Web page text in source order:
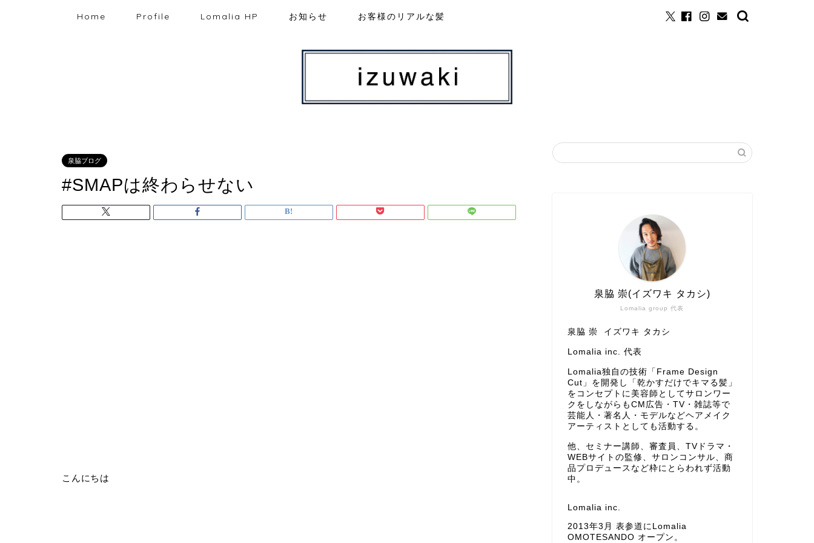
Home Profile Lomalia HP お知らせ お客様のリアルな髪
泉脇ブログ
#SMAPは終わらせない
こんにちは
Lomalia group 代表
泉脇 崇(イズワキ タカシ)
泉脇 崇 イズワキ タカシ
Lomalia inc. 代表
Lomalia独自の技術「Frame Design
Cut」を開発し「乾かすだけでキマる髪」
をコンセプトに美容師としてサロンワー
クをしながらもCM広告・TV・雑誌等で
芸能人・著名人・モデルなどヘアメイク
アーティストとしても活動する。
他、セミナー講師、審査員、TVドラマ・
WEBサイトの監修、サロンコンサル、商
品プロデュースなど枠にとらわれず活動
中。
Lomalia inc.
2013年3月 表参道にLomalia
OMOTESANDO オープン。